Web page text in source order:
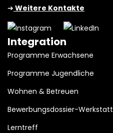
➔ Weitere Kontakte
Integration
Programme Erwachsene
Programme Jugendliche
Wohnen & Betreuen
Bewerbungsdossier-Werkstatt
Lerntreff